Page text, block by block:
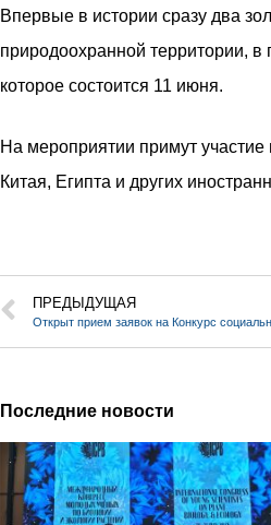
Впервые в истории сразу два
природоохранной территории, в
которое состоится 11 июня.
На мероприятии примут участие
Китая, Египта и других
ПРЕДЫДУЩАЯ
Последние новости